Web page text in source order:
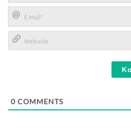
Name*
E-
Mail*
0 COMMENTS